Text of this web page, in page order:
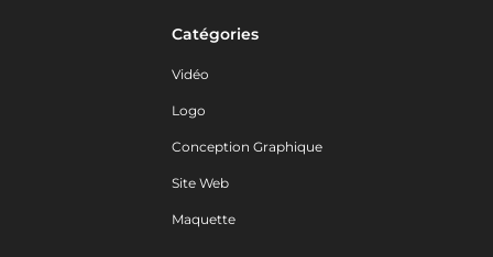
Catégories
Vidéo
Logo
Conception Graphique
Site Web
Maquette